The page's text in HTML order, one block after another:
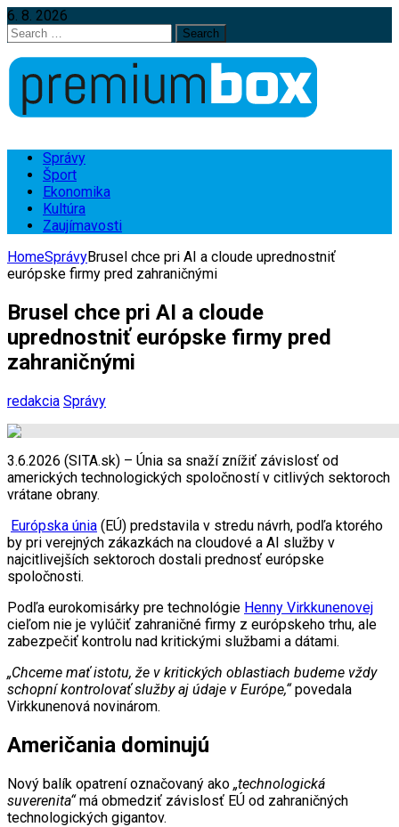
6. 8. 2026
Search
for:
Správy
Šport
Ekonomika
Kultúra
Zaujímavosti
HomeSprávyBrusel chce pri AI a cloude uprednostniť
európske firmy pred zahraničnými
Brusel chce pri AI a cloude
uprednostniť európske firmy pred
zahraničnými
redakcia Správy
3.6.2026 (SITA.sk) – Únia sa snaží znížiť závislosť od
amerických technologických spoločností v citlivých sektoroch
vrátane obrany.
Európska únia (EÚ) predstavila v stredu návrh, podľa ktorého
by pri verejných zákazkách na cloudové a AI služby v
najcitlivejších sektoroch dostali prednosť európske
spoločnosti.
Podľa eurokomisárky pre technológie Henny Virkkunenovej
cieľom nie je vylúčiť zahraničné firmy z európskeho trhu, ale
zabezpečiť kontrolu nad kritickými službami a dátami.
„Chceme mať istotu, že v kritických oblastiach budeme vždy
schopní kontrolovať služby aj údaje v Európe,“povedala
Virkkunenová novinárom.
Američania dominujú
Nový balík opatrení označovaný ako „technologická
suverenita“má obmedziť závislosť EÚ od zahraničných
technologických gigantov.